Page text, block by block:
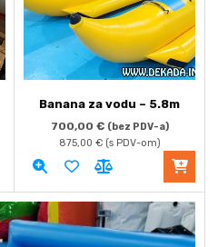
Banana za vodu – 5.8m
700,00 € (bez PDV-a)
875,00 €(s PDV-om)